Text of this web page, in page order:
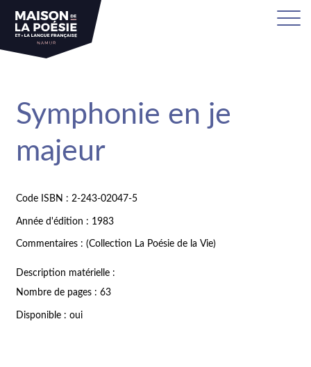
Symphonie en je
majeur
Code ISBN : 2-243-02047-5
Année d'édition : 1983
Commentaires : (Collection La Poésie de la Vie)
Description matérielle :
Nombre de pages : 63
Disponible : oui